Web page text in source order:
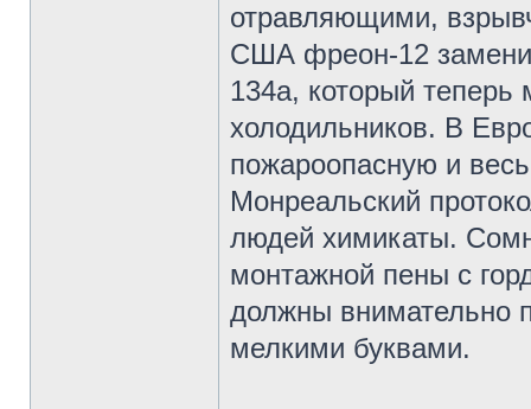
отравляющими,
США фреон-12
134a, который
холодильников. В
пожароопасную и
Монреальский
людей химикаты.
монтажной пены с
должны внимательно
мелкими буквами.